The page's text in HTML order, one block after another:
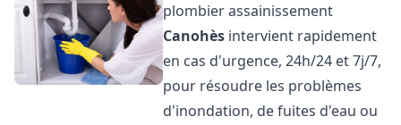
plombier assainissement
Canohès intervient rapidement
en cas d'urgence, 24h/24 et 7j/7,
pour résoudre les problèmes
d'inondation, de fuites d'eau ou